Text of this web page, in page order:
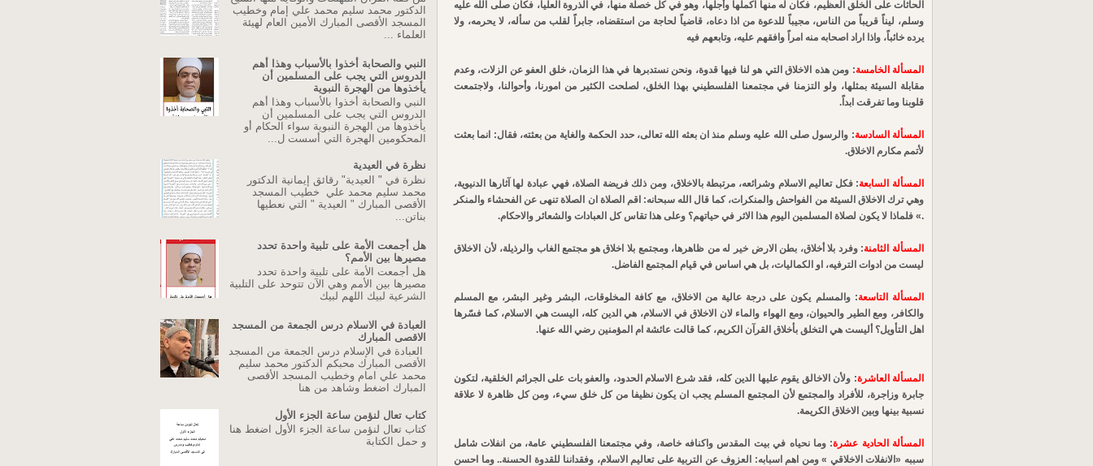
الحاثات على الخلق العظيم، فكان له منها اكملها وأجلها، وهو في كل خصلة منها، في الذروة العليا، فكان صلى الله عليه
وسلم، ليناً قريباً من الناس، مجيباً للدعوة من اذا دعاه، قاضياً لحاجة من استقضاه، جابراً لقلب من سأله، لا يحرمه، ولا
يرده خائباً، واذا اراد اصحابه منه امراً وافقهم عليه، وتابعهم فيه
المسألة الخامسة: ومن هذه الاخلاق التي هو لنا فيها قدوة، ونحن نستدبرها في هذا الزمان، خلق العفو عن الزلات، وعدم
مقابلة السيئة بمثلها، ولو التزمنا في مجتمعنا الفلسطيني بهذا الخلق، لصلحت الكثير من امورنا، وأحوالنا، ولاجتمعت
قلوبنا وما تفرقت ابداً.
المسألة السادسة: والرسول صلى الله عليه وسلم منذ ان بعثه الله تعالى، حدد الحكمة والغاية من بعثته، فقال: انما بعثت
لأتمم مكارم الاخلاق.
المسألة السابعة: فكل تعاليم الاسلام وشرائعه، مرتبطة بالاخلاق، ومن ذلك فريضة الصلاة، فهي عبادة لها آثارها الدنيوية،
وهي ترك الاخلاق السيئة من الفواحش والمنكرات، كما قال الله سبحانه: اقم الصلاة ان الصلاة تنهى عن الفحشاء والمنكر
.» فلماذا لا يكون لصلاة المسلمين اليوم هذا الاثر في حياتهم؟ وعلى هذا تقاس كل العبادات والشعائر والاحكام.
المسألة الثامنة: وفرد بلا أخلاق، بطن الارض خير له من ظاهرها، ومجتمع بلا اخلاق هو مجتمع الغاب والرذيلة، لأن الاخلاق
ليست من ادوات الترفيه، او الكماليات، بل هي اساس في قيام المجتمع الفاضل.
المسألة التاسعة: والمسلم يكون على درجة عالية من الاخلاق، مع كافة المخلوقات، البشر وغير البشر، مع المسلم
والكافر، ومع الطير والحيوان، ومع الهواء والماء لان الاخلاق في الاسلام، هي الدين كله، اليست هي الاسلام، كما فسّرها
اهل التأويل؟ أليست هي التخلق بأخلاق القرآن الكريم، كما قالت عائشة ام المؤمنين رضي الله عنها.
المسألة العاشرة: ولأن الاخالق يقوم عليها الدين كله، فقد شرع الاسلام الحدود، والعفو بات على الجرائم الخلقية، لتكون
جابرة وزاجرة، للأفراد والمجتمع لأن المجتمع المسلم يجب ان يكون نظيفا من كل خلق سيء، ومن كل ظاهرة لا علاقة
نسبية بينها وبين الاخلاق الكريمة.
المسألة الحادية عشرة: وما نحياه في بيت المقدس واكنافه خاصة، وفي مجتمعنا الفلسطيني عامة، من انفلات شامل
سببه «الانفلات الاخلاقي » ومن اهم اسبابه: العزوف عن التربية على تعاليم الاسلام، وفقداننا للقدوة الحسنة.. وما احسن
الدكتور محمد سليم محمد علي إمام وخطيب
المسجد الأقصى المبارك الأمين العام لهيئة
العلماء ...
النبي والصحابة أخذوا بالأسباب وهذا أهم
الدروس التي يجب على المسلمين أن
يأخذوها من الهجرة النبوية
النبي والصحابة أخذوا بالأسباب وهذا أهم
الدروس التي يجب على المسلمين أن
يأخذوها من الهجرة النبوية سواء الحكام أو
المحكومين الهجرة التي أسست ل...
نظرة في العيدية
نظرة في " العيدية" رقائق إيمانية الدكتور
محمد سليم محمد علي خطيب المسجد
الأقصى المبارك " العيدية " التي نعطيها
بناتن...
هل أجمعت الأمة على تلبية واحدة تحدد
مصيرها بين الأمم؟
هل أجمعت الأمة على تلبية واحدة تحدد
مصيرها بين الأمم وهي الآن تتوحد على التلبية
الشرعية لبيك اللهم لبيك
العبادة في الاسلام درس الجمعة من المسجد
الاقصى المبارك
العبادة في الإسلام درس الجمعة من المسجد
الأقصى المبارك محبكم الدكتور محمد سليم
محمد علي امام وخطيب المسجد الأقصى
المبارك اضغط وشاهد من هنا
كتاب تعال لنؤمن ساعة الجزء الأول
كتاب تعال لنؤمن ساعة الجزء الأول اضغط هنا
و حمل الكتابة